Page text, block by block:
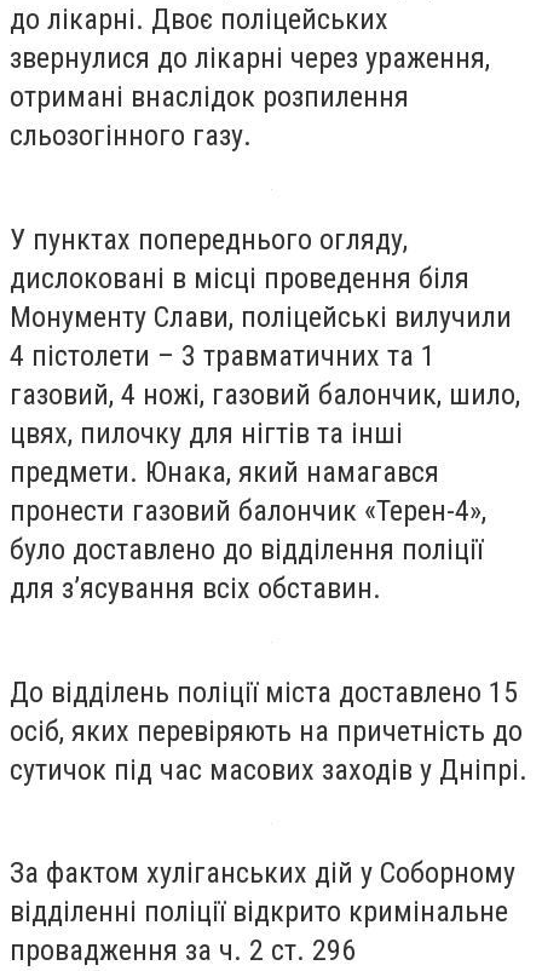
до лікарні. Двоє поліцейських
звернулися до лікарні через ураження,
отримані внаслідок розпилення
сльозогінного газу.
У пунктах попереднього огляду,
дислоковані в місці проведення біля
Монументу Слави, поліцейські вилучили
4 пістолети – 3 травматичних та 1
газовий, 4 ножі, газовий балончик, шило,
цвях, пилочку для нігтів та інші
предмети. Юнака, який намагався
пронести газовий балончик «Терен-4»,
було доставлено до відділення поліції
для з’ясування всіх обставин.
До відділень поліції міста доставлено 15
осіб, яких перевіряють на причетність до
сутичок під час масових заходів у Дніпрі.
За фактом хуліганських дій у Соборному
відділенні поліції відкрито кримінальне
провадження за ч. 2 ст. 296